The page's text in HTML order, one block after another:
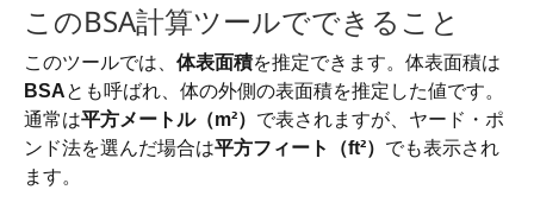
このBSA計算ツールでできること
このツールでは、 体表面積を推定できます。体表面積は
BSAとも呼ばれ、体の外側の表面積を推定した値です。
通常は平方メートル（m²） で表されますが、ヤード・ポ
ンド法を選んだ場合は平方フィート（ft²） でも表示され
ます。